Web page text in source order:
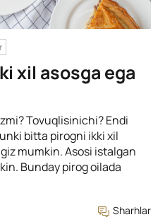
xil asosga ega
Tovuqlisinichi? Endi
bitta pirogni ikki xil
mumkin. Asosi istalgan
Bunday pirog oilada
Sharhlar